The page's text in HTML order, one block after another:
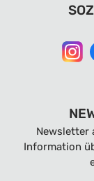
Newsletter
Information